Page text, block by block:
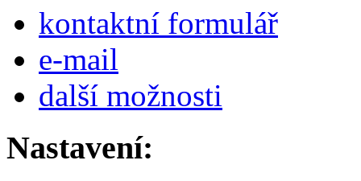
kontaktní formulář
e-mail
další možnosti
Nastavení: